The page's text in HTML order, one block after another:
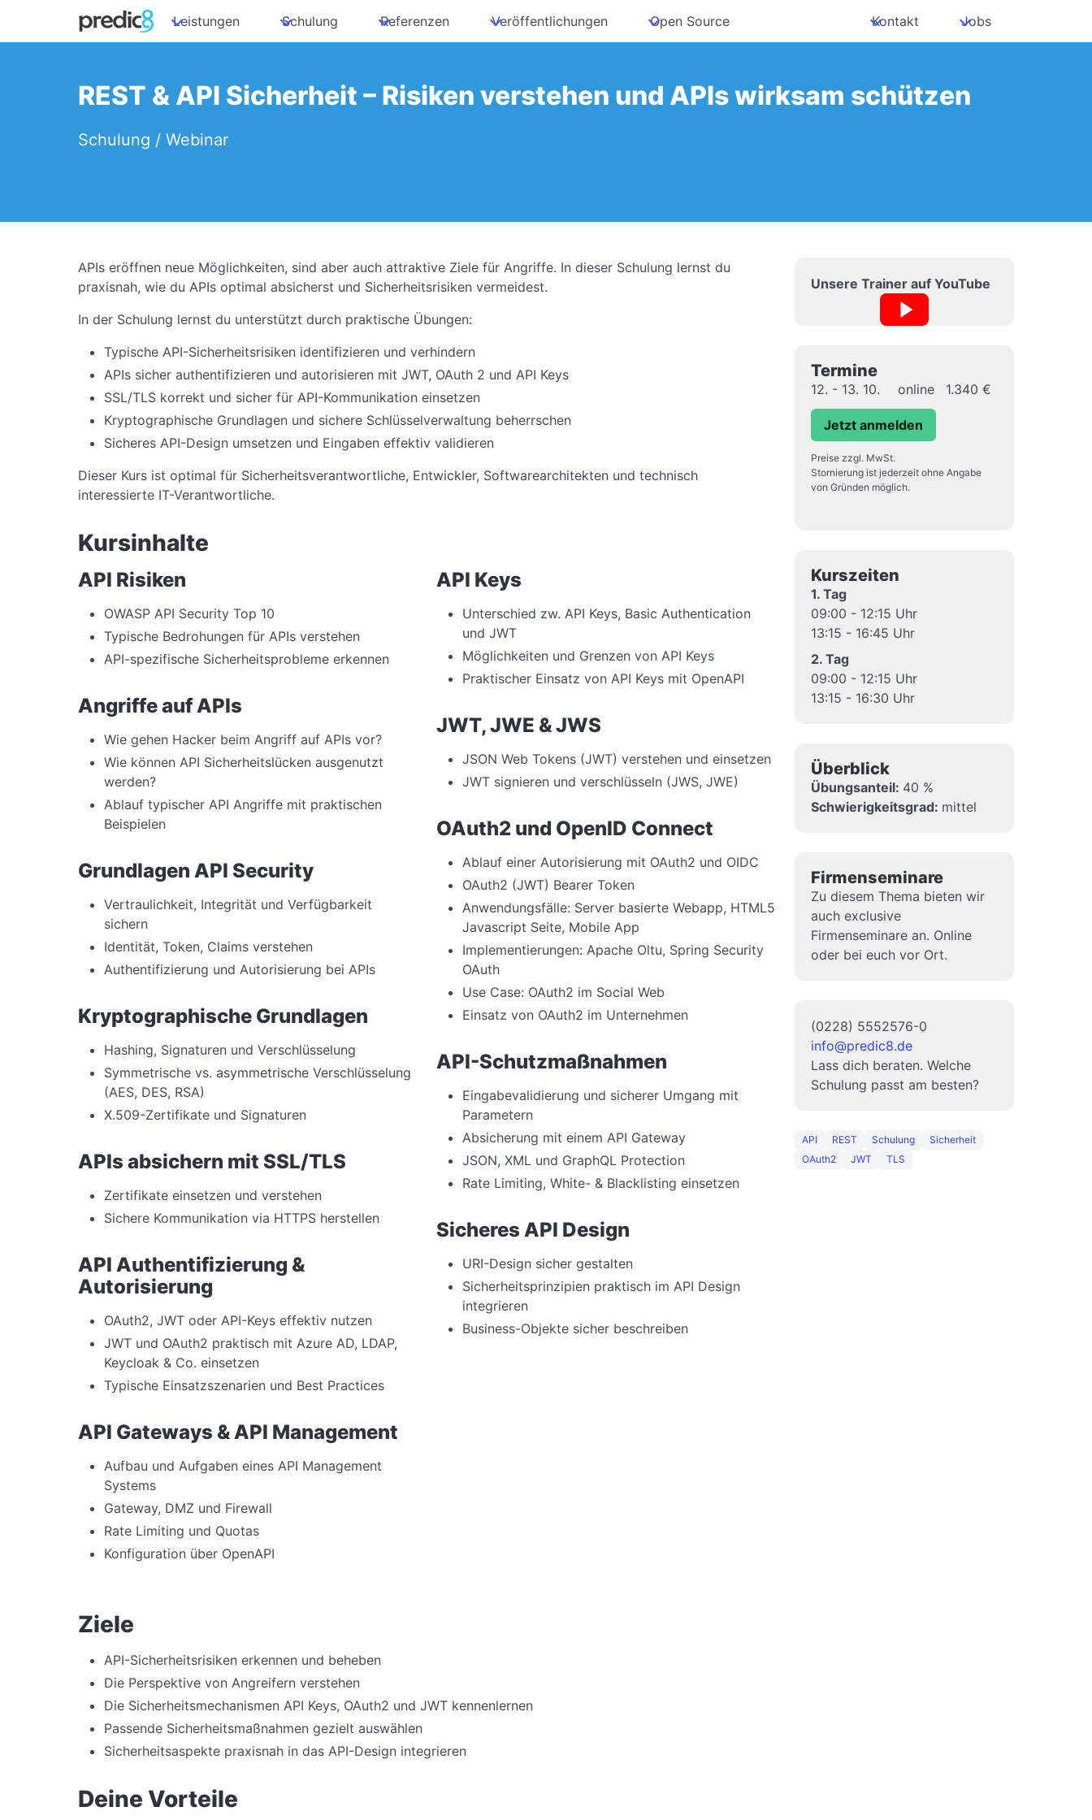
Leistungen Schulung Referenzen Veröffentlichungen Open Source Kontakt Jobs
REST & API Sicherheit – Risiken verstehen und APIs wirksam schützen
Schulung / Webinar
APIs eröffnen neue Möglichkeiten, sind aber auch attraktive Ziele für Angriffe. In dieser Schulung lernst du
praxisnah, wie du APIs optimal absicherst und Sicherheitsrisiken vermeidest.
In der Schulung lernst du unterstützt durch praktische Übungen:
Typische API-Sicherheitsrisiken identifizieren und verhindern
APIs sicher authentifizieren und autorisieren mit JWT, OAuth 2 und API Keys
SSL/TLS korrekt und sicher für API-Kommunikation einsetzen
Kryptographische Grundlagen und sichere Schlüsselverwaltung beherrschen
Sicheres API-Design umsetzen und Eingaben effektiv validieren
Dieser Kurs ist optimal für Sicherheitsverantwortliche, Entwickler, Softwarearchitekten und technisch
interessierte IT-Verantwortliche.
Kursinhalte
API Risiken
OWASP API Security Top 10
Typische Bedrohungen für APIs verstehen
API-spezifische Sicherheitsprobleme erkennen
Angriffe auf APIs
Wie gehen Hacker beim Angriff auf APIs vor?
Wie können API Sicherheitslücken ausgenutzt
werden?
Ablauf typischer API Angriffe mit praktischen
Beispielen
Grundlagen API Security
Vertraulichkeit, Integrität und Verfügbarkeit
sichern
Identität, Token, Claims verstehen
Authentifizierung und Autorisierung bei APIs
Kryptographische Grundlagen
Hashing, Signaturen und Verschlüsselung
Symmetrische vs. asymmetrische Verschlüsselung
(AES, DES, RSA)
X.509-Zertifikate und Signaturen
APIs absichern mit SSL/TLS
Zertifikate einsetzen und verstehen
Sichere Kommunikation via HTTPS herstellen
API Authentifizierung &
Autorisierung
OAuth2, JWT oder API-Keys effektiv nutzen
JWT und OAuth2 praktisch mit Azure AD, LDAP,
Keycloak & Co. einsetzen
Typische Einsatzszenarien und Best Practices
API Gateways & API Management
Aufbau und Aufgaben eines API Management
Systems
Gateway, DMZ und Firewall
Rate Limiting und Quotas
Konfiguration über OpenAPI
API Keys
Unterschied zw. API Keys, Basic Authentication
und JWT
Möglichkeiten und Grenzen von API Keys
Praktischer Einsatz von API Keys mit OpenAPI
JWT, JWE & JWS
JSON Web Tokens (JWT) verstehen und einsetzen
JWT signieren und verschlüsseln (JWS, JWE)
OAuth2 und OpenID Connect
Ablauf einer Autorisierung mit OAuth2 und OIDC
OAuth2 (JWT) Bearer Token
Anwendungsfälle: Server basierte Webapp, HTML5
Javascript Seite, Mobile App
Implementierungen: Apache Oltu, Spring Security
OAuth
Use Case: OAuth2 im Social Web
Einsatz von OAuth2 im Unternehmen
API-Schutzmaßnahmen
Eingabevalidierung und sicherer Umgang mit
Parametern
Absicherung mit einem API Gateway
JSON, XML und GraphQL Protection
Rate Limiting, White- & Blacklisting einsetzen
Sicheres API Design
URI-Design sicher gestalten
Sicherheitsprinzipien praktisch im API Design
integrieren
Business-Objekte sicher beschreiben
Ziele
API-Sicherheitsrisiken erkennen und beheben
Die Perspektive von Angreifern verstehen
Die Sicherheitsmechanismen API Keys, OAuth2 und JWT kennenlernen
Passende Sicherheitsmaßnahmen gezielt auswählen
Sicherheitsaspekte praxisnah in das API-Design integrieren
Deine Vorteile
Unsere Trainer auf YouTube
Termine
12. - 13. 10. online 1.340 €
Jetzt anmelden
Preise zzgl. MwSt.
Stornierung ist jederzeit ohne Angabe
von Gründen möglich.
Kurszeiten
1. Tag
09:00 - 12:15 Uhr
13:15 - 16:45 Uhr
2. Tag
09:00 - 12:15 Uhr
13:15 - 16:30 Uhr
Überblick
Übungsanteil: 40 %
Schwierigkeitsgrad: mittel
Firmenseminare
Zu diesem Thema bieten wir
auch exclusive
Firmenseminare an. Online
oder bei euch vor Ort.
(0228) 5552576-0
info@predic8.de
Lass dich beraten. Welche
Schulung passt am besten?
API REST Schulung
Sicherheit
OAuth2
JWT TLS